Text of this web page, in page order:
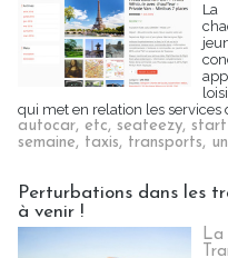
La
qui met en relation les services
autocar, etc, seateezy, start
semaine, taxis, transports,
Perturbations dans les
à venir !
La